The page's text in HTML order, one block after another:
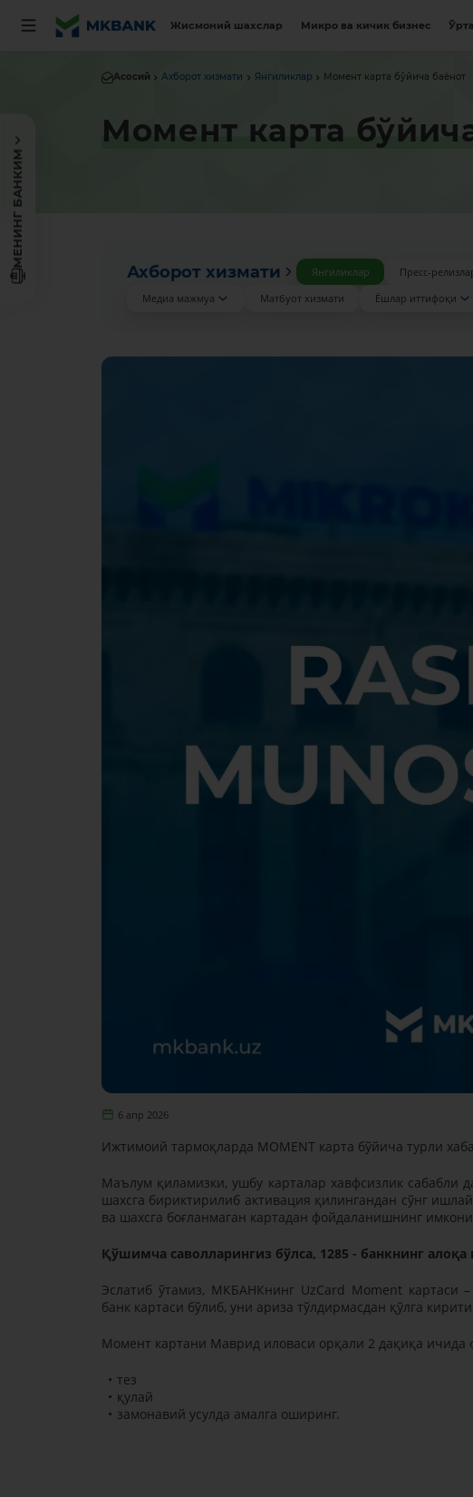
Жисмоний шахслар Микро ва кичик бизнес
МЕНИНГ БАНКИМ
Асосий Ахборот хизмати Янгиликлар Момент карта бўйича баёнот
Момент карта
Ахборот хизмати Янгиликлар Пресс-
Медиа мажмуа
Матбуот хизмати Ёшлар иттифоқи
6 апр 2026
Ижтимоий тармоқларда MOMENT карта бўйича турли
Маълум қиламизки, ушбу карталар хавфсизлик сабабли
шахсга бириктирилиб активация қилингандан сўнг
ва шахсга боғланмаган картадан фойдаланишнинг
Қўшимча саволларингиз бўлса, 1285 - банкнинг
Эслатиб ўтамиз, МКБАНКнинг UzCard Moment картаси
банк картаси бўлиб, уни ариза тўлдирмасдан қўлга
Момент картани Маврид иловаси орқали 2 дақиқа ичида
тез
қулай
замонавий усулда амалга оширинг.